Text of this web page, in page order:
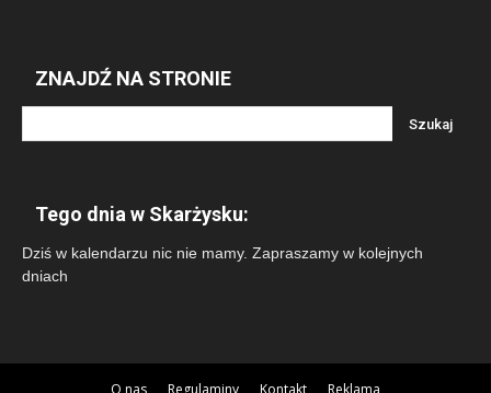
ZNAJDŹ NA STRONIE
Tego dnia w Skarżysku:
Dziś w kalendarzu nic nie mamy. Zapraszamy w kolejnych
dniach
O nas Regulaminy Kontakt Reklama